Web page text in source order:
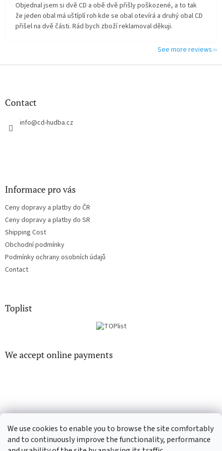
We use cookies to enable you to browse the site comfortably
and to continuously improve the functionality, performance
Objednal jsem si dvě CD a obě dvě přišly poškozené, a to tak
že jeden obal má uštíplí roh kde se obal otevírá a druhý obal CD
přišel na dvě části. Rád bych zboží reklamoval děkuji.
See more reviews
F
Contact
info@cd-hudba.cz
Informace pro vás
Ceny dopravy a platby do ČR
Ceny dopravy a platby do SR
Shipping Cost
Obchodní podmínky
Podmínky ochrany osobních údajů
Contact
Toplist
We accept online payments